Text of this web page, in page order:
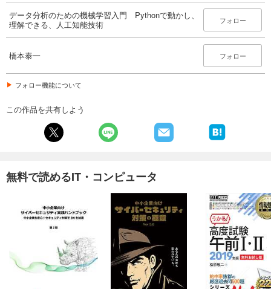
データ分析のための機械学習入門 Pythonで動かし、
理解できる、人工知能技術
フォロー
橋本泰一 フォロー
フォロー機能について
この作品を共有しよう
無料で読めるIT・コンピュータ